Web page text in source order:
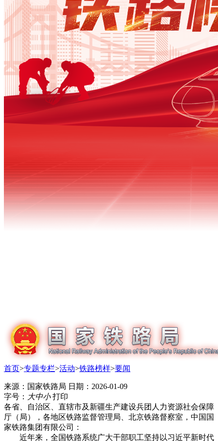
首页>专题专栏>活动>铁路榜样>要闻
来源：国家铁路局 日期：2026-01-09
字号： 大中小 打印
各省、自治区、直辖市及新疆生产建设兵团人力资源社会保障
厅（局），各地区铁路监督管理局、北京铁路督察室，中国国
家铁路集团有限公司：
近年来，全国铁路系统广大干部职工坚持以习近平新时代